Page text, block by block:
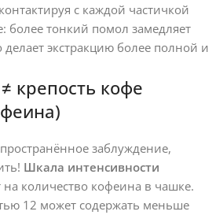
с каждой частичкой
более тонкий помол замедляет
экстракцию более полной и
крепость кофе
заблуждение,
Шкала интенсивности
на количество кофеина в чашке.
12 может содержать меньше